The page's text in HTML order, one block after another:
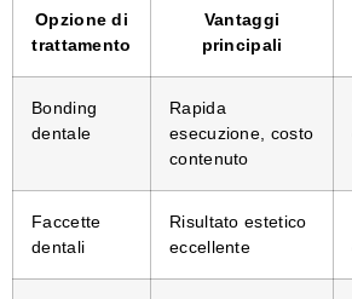
Opzione di
trattamento
Vantaggi
principali
Bonding
dentale
Rapida
esecuzione, costo
contenuto
Faccette
dentali
Risultato estetico
eccellente